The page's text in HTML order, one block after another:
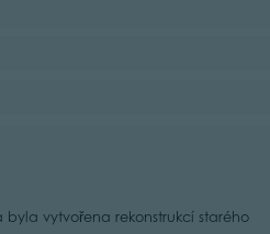
byla vytvořena rekonstrukcí starého